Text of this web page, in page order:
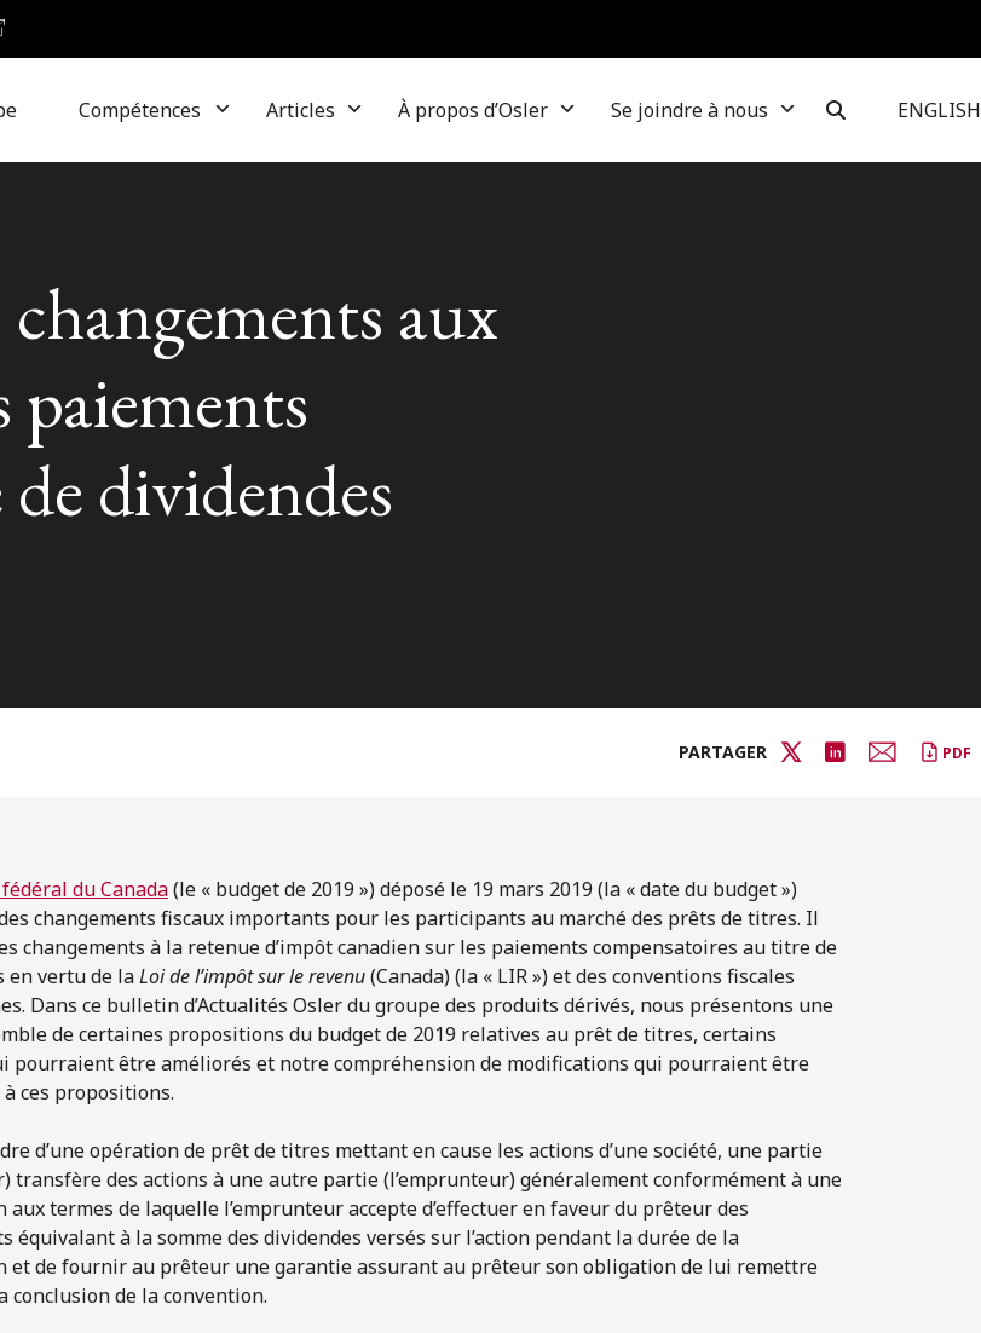
Compétences Articles À propos d’Osler Se joindre à nous ENGLISH
aux
paiements
dividendes
PARTAGER PDF
du Canada(le « budget de 2019 ») déposé le 19 mars 2019 (la « date du budget »)
changements fiscaux importants pour les participants au marché des prêts de titres. Il
changements à la retenue d’impôt canadien sur les paiements compensatoires au titre de
en vertu de laLoi de l’impôt sur le revenu(Canada) (la « LIR ») et des conventions fiscales
Dans ce bulletin d’Actualités Osler du groupe des produits dérivés, nous présentons une
de certaines propositions du budget de 2019 relatives au prêt de titres, certains
pourraient être améliorés et notre compréhension de modifications qui pourraient être
ces propositions.
d’une opération de prêt de titres mettant en cause les actions d’une société, une partie
transfère des actions à une autre partie (l’emprunteur) généralement conformément à une
aux termes de laquelle l’emprunteur accepte d’effectuer en faveur du prêteur des
équivalant à la somme des dividendes versés sur l’action pendant la durée de la
et de fournir au prêteur une garantie assurant au prêteur son obligation de lui remettre
conclusion de la convention.